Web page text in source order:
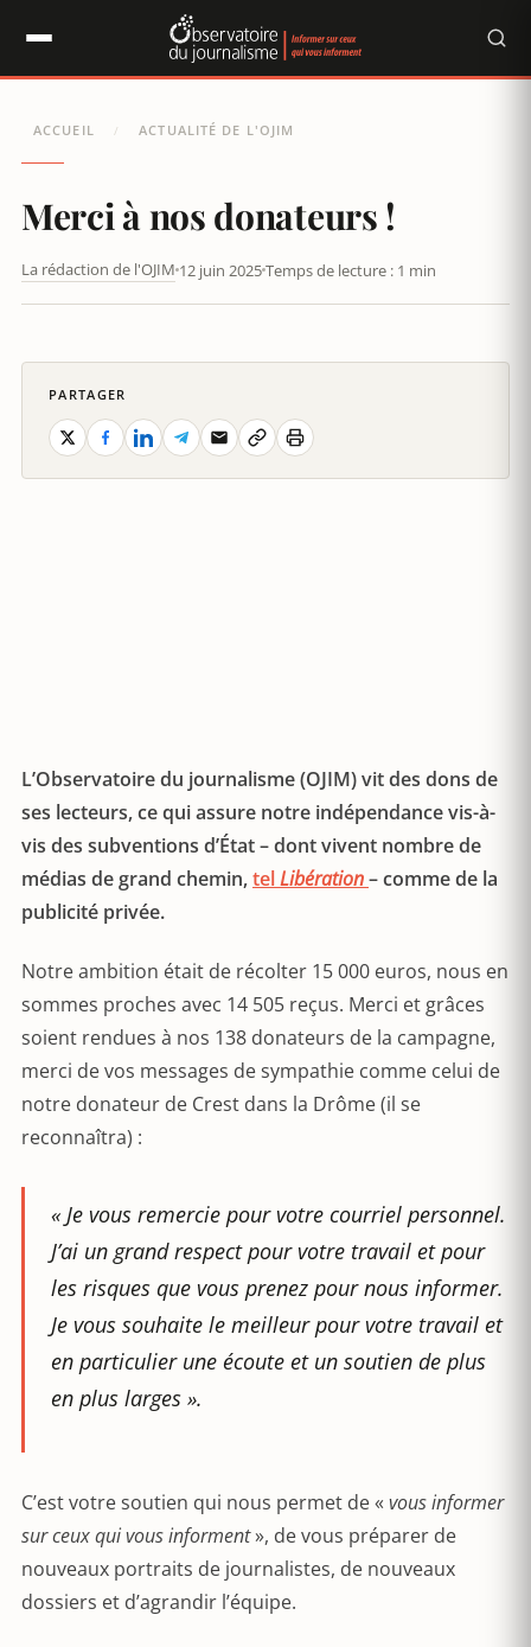
ACCUEIL / ACTUALITÉ DE L'OJIM
Merci à nos donateurs !
La rédaction de l'OJIM 12 juin 2025Temps de lecture : 1 min
L’Observatoire du journalisme (OJIM) vit des dons de
ses lecteurs, ce qui assure notre indépendance vis-à-
vis des subventions d’État – dont vivent nombre de
médias de grand chemin,telLibération– comme de la
publicité privée.
Notre ambition était de récolter 15 000 euros, nous en
sommes proches avec 14 505 reçus. Merci et grâces
soient rendues à nos 138 donateurs de la campagne,
merci de vos messages de sympathie comme celui de
notre donateur de Crest dans la Drôme (il se
reconnaîtra) :
« Je vous remercie pour votre courriel personnel.
J’ai un grand respect pour votre travail et pour
les risques que vous prenez pour nous informer.
Je vous souhaite le meilleur pour votre travail et
en particulier une écoute et un soutien de plus
en plus larges ».
C’est votre soutien qui nous permet de « vous informer
sur ceux qui vous informent», de vous préparer de
nouveaux portraits de journalistes, de nouveaux
dossiers et d’agrandir l’équipe.
PARTAGER
Panneau de gestion des cookies